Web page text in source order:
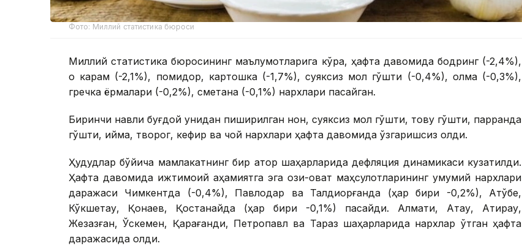
Фото: Миллий статистика бюроси
Миллий статистика бюросининг маълумотларига кўра, ҳафта давомида бодринг (-2,4%),
оқ карам (-2,1%), помидор, картошка (-1,7%), суяксиз мол гўшти (-0,4%), олма (-0,3%),
гречка ёрмалари (-0,2%), сметана (-0,1%) нархлари пасайган.
Биринчи навли буғдой унидан пиширилган нон, суяксиз мол гўшти, товуқ гўшти, парранда
гўшти, қийма, творог, кефир ва чой нархлари ҳафта давомида ўзгаришсиз қолди.
Ҳудудлар бўйича мамлакатнинг бир қатор шаҳарларида дефляция динамикаси кузатилди.
Ҳафта давомида ижтимоий аҳамиятга эга озиқ-овқат маҳсулотларининг умумий нархлари
даражаси Чимкентда (-0,4%), Павлодар ва Талдиқорғанда (ҳар бири -0,2%), Ақтўбе,
Кўкшетау, Қонаев, Қостанайда (ҳар бири -0,1%) пасайди. Алмати, Ақтау, Атирау,
Жезқазған, Ўскемен, Қарағанди, Петропавл ва Тараз шаҳарларида нархлар ўтган ҳафта
даражасида қолди.